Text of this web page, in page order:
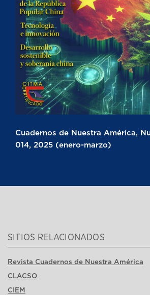
Cuadernos de Nuestra América,
014, 2025 (enero-marzo)
SITIOS RELACIONADOS
Revista Cuadernos de Nuestra América
CLACSO
CIEM